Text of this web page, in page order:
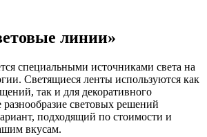
линии»
специальными источниками света на
Светящиеся ленты используются как
так и для декоративного
световых решений
подходящий по стоимости и
вкусам.